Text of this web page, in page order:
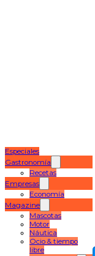
Especiales
Gastronomía
Recetas
Empresas
Economía
Magazine
Mascotas
Motor
Náutica
Ocio & tiempo
libre